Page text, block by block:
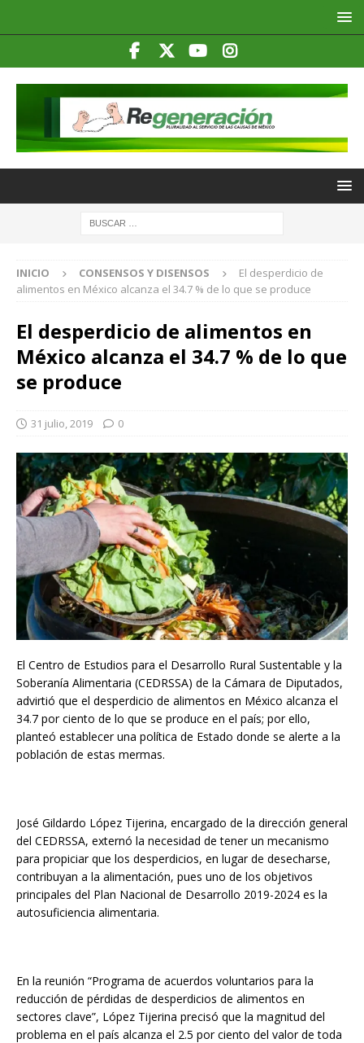
INICIO CONSENSOS Y DISENSOS
El desperdicio de
alimentos en México alcanza el 34.7 % de lo que se produce
El desperdicio de alimentos en
México alcanza el 34.7 % de lo que
se produce
31 julio, 2019 0
El Centro de Estudios para el Desarrollo Rural Sustentable y la
Soberanía Alimentaria (CEDRSSA) de la Cámara de Diputados,
advirtió que el desperdicio de alimentos en México alcanza el
34.7 por ciento de lo que se produce en el país; por ello,
planteó establecer una política de Estado donde se alerte a la
población de estas mermas.
José Gildardo López Tijerina, encargado de la dirección general
del CEDRSSA, externó la necesidad de tener un mecanismo
para propiciar que los desperdicios, en lugar de desecharse,
contribuyan a la alimentación, pues uno de los objetivos
principales del Plan Nacional de Desarrollo 2019-2024 es la
autosuficiencia alimentaria.
En la reunión “Programa de acuerdos voluntarios para la
reducción de pérdidas de desperdicios de alimentos en
sectores clave”, López Tijerina precisó que la magnitud del
problema en el país alcanza el 2.5 por ciento del valor de toda